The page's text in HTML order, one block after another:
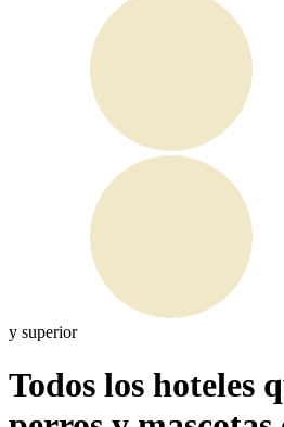
y superior
Todos los hoteles